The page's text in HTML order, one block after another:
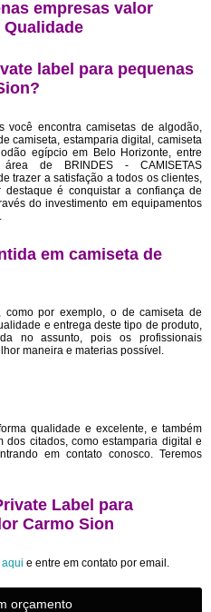
empresas valor
label para pequenas
você encontra camisetas de algodão,
camiseta, estamparia digital, camiseta
egípcio em Belo Horizonte, entre
de BRINDES - CAMISETAS
trazer a satisfação a todos os clientes,
é conquistar a confiança de
do investimento em equipamentos
em camiseta de
como por exemplo, o de camiseta de
e entrega deste tipo de produto,
no assunto, pois os profissionais
maneira e materias possível.
qualidade e excelente, e também
dos citados, como estamparia digital e
em contato conosco. Teremos
Label para
Carmo Sion
e entre em contato por email.
orçamento